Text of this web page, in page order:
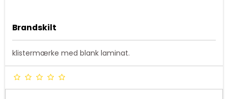
Brandskilt
klistermærke med blank laminat.